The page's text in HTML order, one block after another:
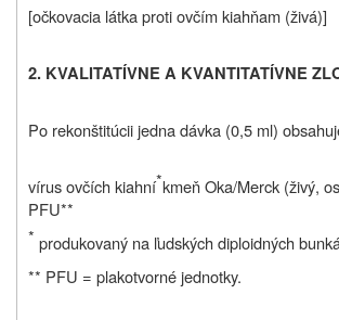
[očkovacia látka proti ovčím kiahňam (živá)]
2. KVALITATÍVNE A KVANTITATÍVNE
Po rekonštitúcii jedna dávka (0,5 ml)
vírus ovčích kiahní*kmeň Oka/Merck (živý,
PFU**
* produkovaný na ľudských diploidných
** PFU = plakotvorné jednotky.